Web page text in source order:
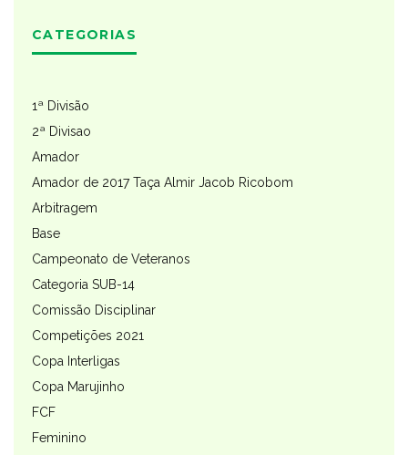
CATEGORIAS
1ª Divisão
2ª Divisao
Amador
Amador de 2017 Taça Almir Jacob Ricobom
Arbitragem
Base
Campeonato de Veteranos
Categoria SUB-14
Comissão Disciplinar
Competições 2021
Copa Interligas
Copa Marujinho
FCF
Feminino